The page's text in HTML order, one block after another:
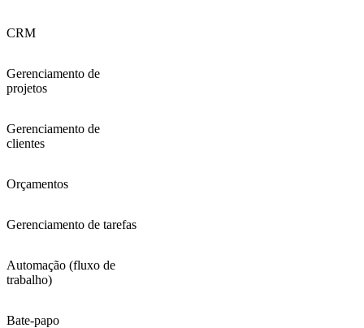
CRM
Gerenciamento de
projetos
Gerenciamento de
clientes
Orçamentos
Gerenciamento de tarefas
Automação (fluxo de
trabalho)
Bate-papo